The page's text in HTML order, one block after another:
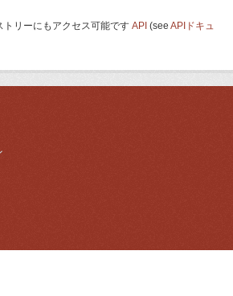
リーにもアクセス可能です API (see APIドキュ